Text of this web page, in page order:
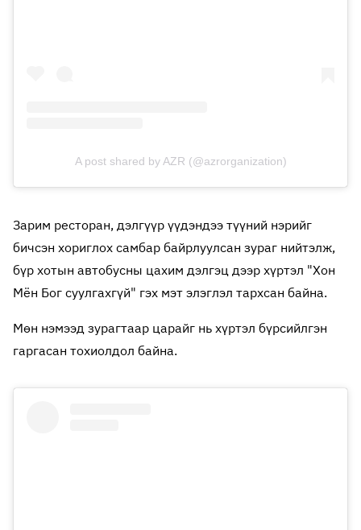
A post shared by AZR (@azrorganization)
Зарим ресторан, дэлгүүр үүдэндээ түүний нэрийг
бичсэн хориглох самбар байрлуулсан зураг нийтэлж,
бүр хотын автобусны цахим дэлгэц дээр хүртэл "Хон
Мён Бог суулгахгүй" гэх мэт элэглэл тархсан байна.
Мөн нэмээд зурагтаар царайг нь хүртэл бүрсийлгэн
гаргасан тохиолдол байна.